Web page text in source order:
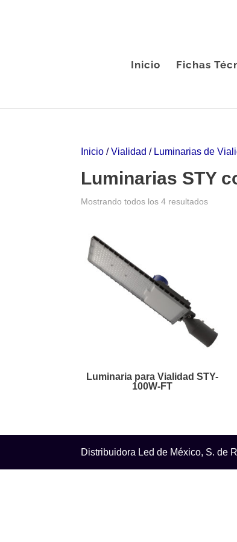
Inicio Fichas
Inicio /Vialidad / Luminarias de
Luminarias STY
Mostrando todos los 4 resultados
Luminaria para Vialidad STY-
100W-FT
Distribuidora Led de México, S. de